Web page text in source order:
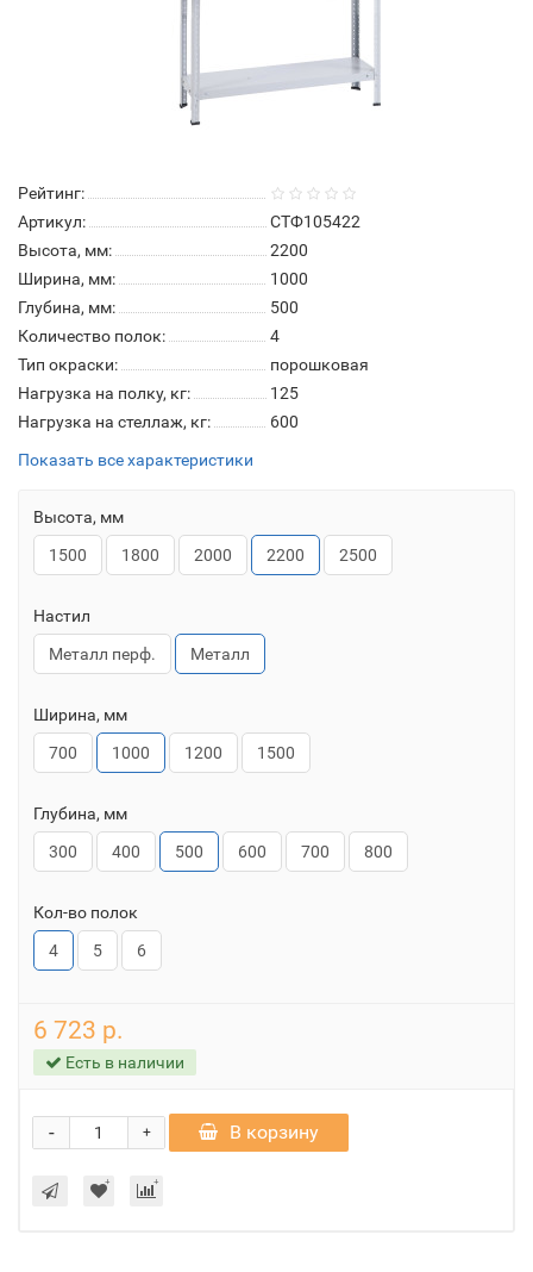
Рейтинг:
Артикул:
СТФ105422
Высота, мм:
2200
Ширина, мм:
1000
Глубина, мм:
500
Количество полок:
4
Тип окраски:
порошковая
Нагрузка на полку, кг:
125
Нагрузка на стеллаж, кг:
600
Показать все характеристики
Высота, мм
1500
1800 2000 2200 2500
Настил
Металл перф.
Металл
Ширина, мм
700
1000 1200 1500
Глубина, мм
300
400 500 600 700 800
Кол-во полок
4
5 6
6 723 р.
Есть в наличии
+
- В корзину